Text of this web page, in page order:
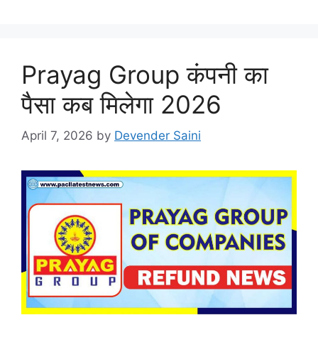
Prayag Group कंपनी का
पैसा कब मिलेगा 2026
April 7, 2026 by Devender Saini